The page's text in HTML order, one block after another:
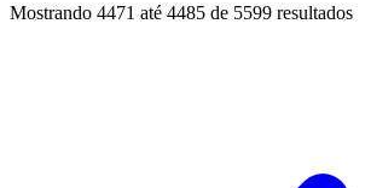
Mostrando 4471 até 4485 de 5599 resultados